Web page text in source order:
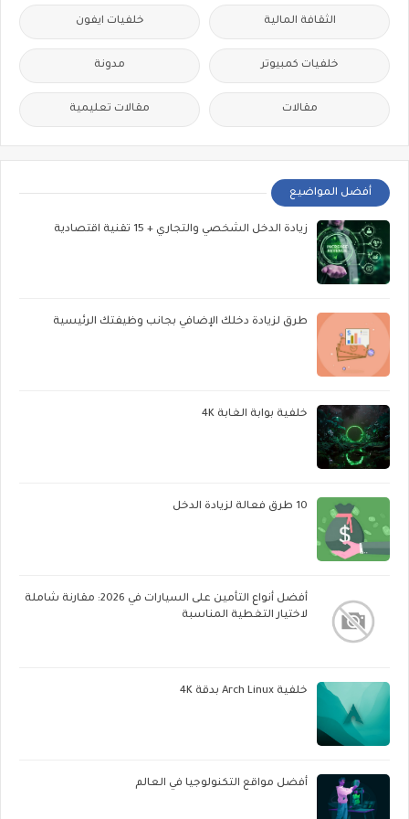
الثقافة المالية خلفيات ايفون
خلفيات كمبيوتر مدونة
مقالات مقالات تعليمية
أفضل المواضيع
زيادة الدخل الشخصي والتجاري + 15 تقنية اقتصادية
طرق لزيادة دخلك الإضافي بجانب وظيفتك الرئيسية
خلفية بوابة الغابة 4K
10 طرق فعالة لزيادة الدخل
أفضل أنواع التأمين على السيارات في 2026: مقارنة شاملة
لاختيار التغطية المناسبة
خلفية Arch Linux بدقة 4K
أفضل مواقع التكنولوجيا في العالم